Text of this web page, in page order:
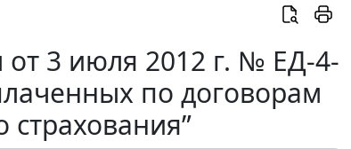
3 июля 2012 г. № ЕД-4-
по договорам